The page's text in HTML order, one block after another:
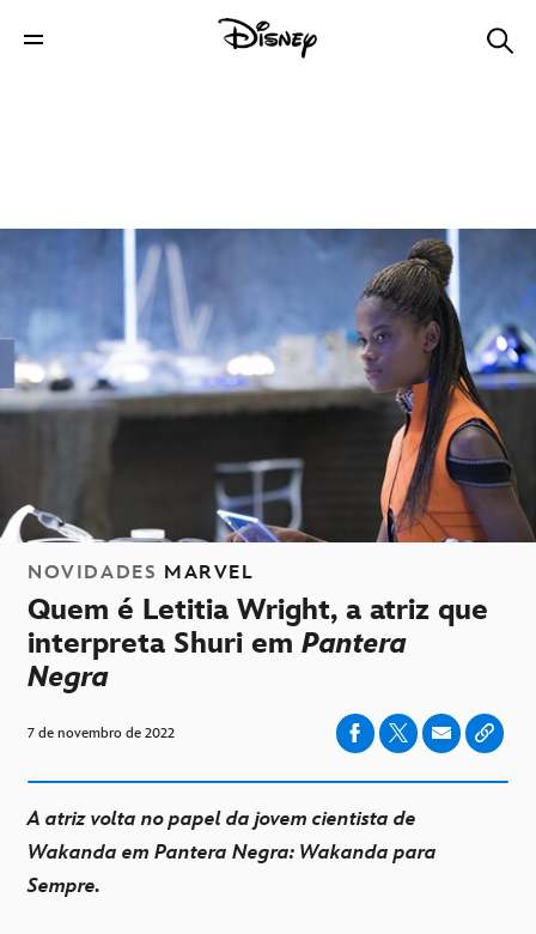
NOVIDADES MARVEL
Quem é Letitia Wright, a atriz que
interpreta Shuri em Pantera
Negra
7 de novembro de 2022
A atriz volta no papel da jovem cientista de
Wakanda em Pantera Negra: Wakanda para
Sempre.